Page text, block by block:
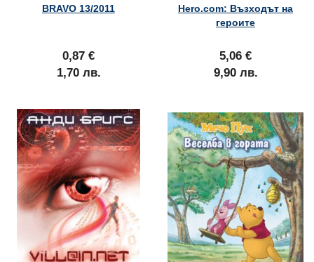
BRAVO 13/2011
0,87 €
1,70 лв.
Hero.com: Възходът на
героите
5,06 €
9,90 лв.